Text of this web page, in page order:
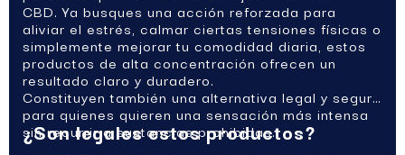
CBD. Ya busques una acción reforzada para
aliviar el estrés, calmar ciertas tensiones físicas o
simplemente mejorar tu comodidad diaria, estos
productos de alta concentración ofrecen un
resultado claro y duradero.
Constituyen también una alternativa legal y segura
para quienes quieren una sensación más intensa
sin recurrir a sustancias prohibidas.
¿Son legales estos productos?